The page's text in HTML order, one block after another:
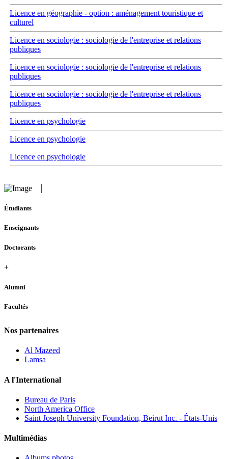
Licence en géographie - option : aménagement touristique et
culturel
Licence en sociologie : sociologie de l'entreprise et relations
publiques
Licence en sociologie : sociologie de l'entreprise et relations
publiques
Licence en sociologie : sociologie de l'entreprise et relations
publiques
Licence en psychologie
Licence en psychologie
Licence en psychologie
Étudiants
Enseignants
Doctorants
+
Alumni
Facultés
Nos partenaires
Al Mazeed
Lamsa
A l'International
Bureau de Paris
North America Office
Saint Joseph University Foundation, Beirut Inc. - États-Unis
Multimédias